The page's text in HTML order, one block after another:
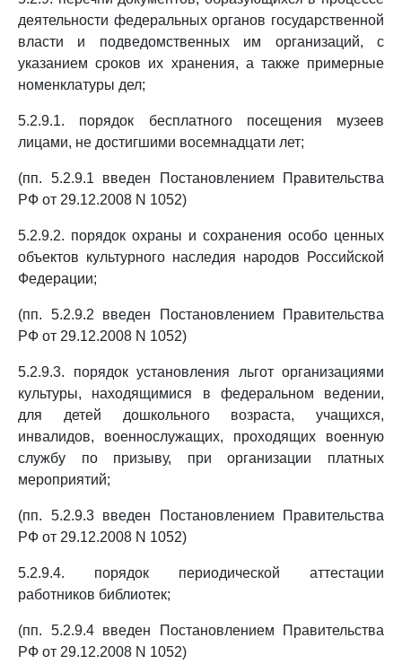
деятельности федеральных органов государственной
власти и подведомственных им организаций, с
указанием сроков их хранения, а также примерные
номенклатуры дел;
5.2.9.1. порядок бесплатного посещения музеев
лицами, не достигшими восемнадцати лет;
(пп. 5.2.9.1 введен Постановлением Правительства
РФ от 29.12.2008 N 1052)
5.2.9.2. порядок охраны и сохранения особо ценных
объектов культурного наследия народов Российской
Федерации;
(пп. 5.2.9.2 введен Постановлением Правительства
РФ от 29.12.2008 N 1052)
5.2.9.3. порядок установления льгот организациями
культуры, находящимися в федеральном ведении,
для детей дошкольного возраста, учащихся,
инвалидов, военнослужащих, проходящих военную
службу по призыву, при организации платных
мероприятий;
(пп. 5.2.9.3 введен Постановлением Правительства
РФ от 29.12.2008 N 1052)
5.2.9.4. порядок периодической аттестации
работников библиотек;
(пп. 5.2.9.4 введен Постановлением Правительства
РФ от 29.12.2008 N 1052)